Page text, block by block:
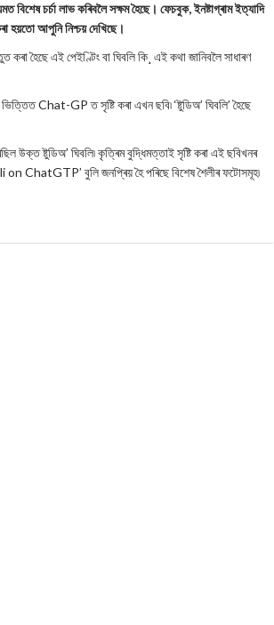
চৰ্চা লাভ কৰিবলৈ সক্ষম হৈছে। ফেচবুক, ইনষ্টাগ্ৰাম ইত্যাদি
হয়তো আপুনি নিশ্চয় দেখিছে।
কৰা হৈছে এই পেইণ্টিং বা ঘিবলি কি¸ এই কথা জানিবলৈ সাধাৰণ
Chat-GP ত সৃষ্টি কৰা এখন ছবি৷ ‘ষ্টুডিঅ’ ঘিবলি’ হৈছে
উক্ত ষ্টুডিঅ’ ঘিবলি৷ কৃত্ৰিম বুদ্ধিমত্তাই সৃষ্টি কৰা এই ছবিখনৰ
on ChatGTP’ বুলি জনপ্ৰিয় হৈ পৰিছে বিশেষ শৈলীৰ ফটোসমূহ৷